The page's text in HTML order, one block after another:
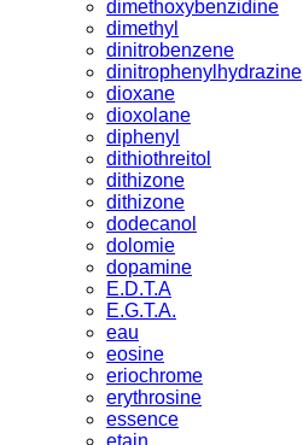
dimethoxybenzidine
dimethyl
dinitrobenzene
dinitrophenylhydrazine
dioxane
dioxolane
diphenyl
dithiothreitol
dithizone
dithizone
dodecanol
dolomie
dopamine
E.D.T.A
E.G.T.A.
eau
eosine
eriochrome
erythrosine
essence
etain